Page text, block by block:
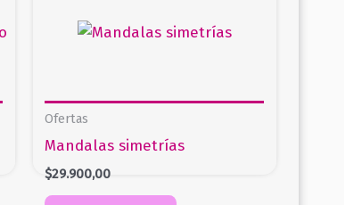
Ofertas
Mandalas simetrías
$29.900,00